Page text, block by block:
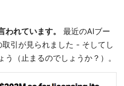
れています。
最近のAIブー
引が見られました - そしてし
（止まるのでしょうか？）。